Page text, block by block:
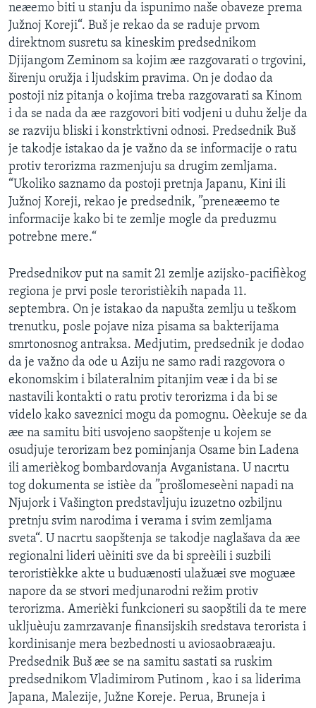
neæemo biti u stanju da ispunimo naše obaveze prema
Južnoj Koreji“. Buš je rekao da se raduje prvom
direktnom susretu sa kineskim predsednikom
Djijangom Zeminom sa kojim æe razgovarati o trgovini,
širenju oružja i ljudskim pravima. On je dodao da
postoji niz pitanja o kojima treba razgovarati sa Kinom
i da se nada da æe razgovori biti vodjeni u duhu želje da
se razviju bliski i konstrktivni odnosi. Predsednik Buš
je takodje istakao da je važno da se informacije o ratu
protiv terorizma razmenjuju sa drugim zemljama.
“Ukoliko saznamo da postoji pretnja Japanu, Kini ili
Južnoj Koreji, rekao je predsednik, ”preneæemo te
informacije kako bi te zemlje mogle da preduzmu
potrebne mere.“
Predsednikov put na samit 21 zemlje azijsko-pacifièkog
regiona je prvi posle teroristièkih napada 11.
septembra. On je istakao da napušta zemlju u teškom
trenutku, posle pojave niza pisama sa bakterijama
smrtonosnog antraksa. Medjutim, predsednik je dodao
da je važno da ode u Aziju ne samo radi razgovora o
ekonomskim i bilateralnim pitanjim veæ i da bi se
nastavili kontakti o ratu protiv terorizma i da bi se
videlo kako saveznici mogu da pomognu. Oèekuje se da
æe na samitu biti usvojeno saopštenje u kojem se
osudjuje terorizam bez pominjanja Osame bin Ladena
ili amerièkog bombardovanja Avganistana. U nacrtu
tog dokumenta se istièe da ”prošlomeseèni napadi na
Njujork i Vašington predstavljuju izuzetno ozbiljnu
pretnju svim narodima i verama i svim zemljama
sveta“. U nacrtu saopštenja se takodje naglašava da æe
regionalni lideri uèiniti sve da bi spreèili i suzbili
teroristièkke akte u buduænosti ulažuæi sve moguæe
napore da se stvori medjunarodni režim protiv
terorizma. Amerièki funkcioneri su saopštili da te mere
ukljuèuju zamrzavanje finansijskih sredstava terorista i
kordinisanje mera bezbednosti u aviosaobraæaju.
Predsednik Buš æe se na samitu sastati sa ruskim
predsednikom Vladimirom Putinom , kao i sa liderima
Japana, Malezije, Južne Koreje. Perua, Bruneja i